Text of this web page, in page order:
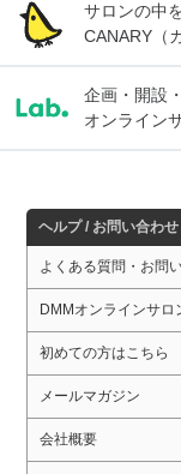
サロンの中
CANARY（
企画・開設
オンライン
ヘルプ / お問い合わせ
よくある質問・お問
DMMオンラインサロ
初めての方はこちら
メールマガジン
会社概要